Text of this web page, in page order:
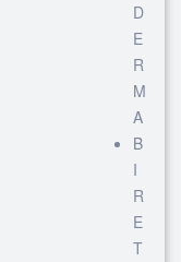
D
E
R
M
A
B
I
R
E
T